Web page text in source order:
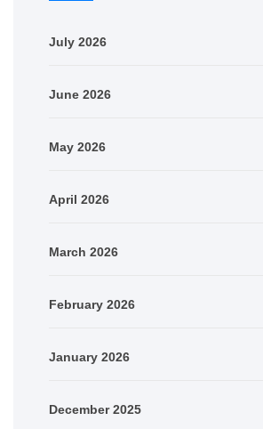
July 2026
June 2026
May 2026
April 2026
March 2026
February 2026
January 2026
December 2025